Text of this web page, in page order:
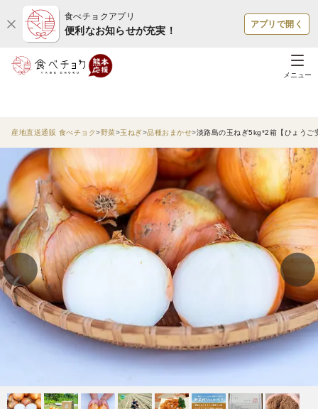
食べチョクアプリ
便利なお知らせが充実！
アプリで開く
メニュー
産地直送通販 食べチョク 野菜 玉ねぎ 品種おまかせ 淡路島の玉ねぎ5kg*2箱【ひょうご